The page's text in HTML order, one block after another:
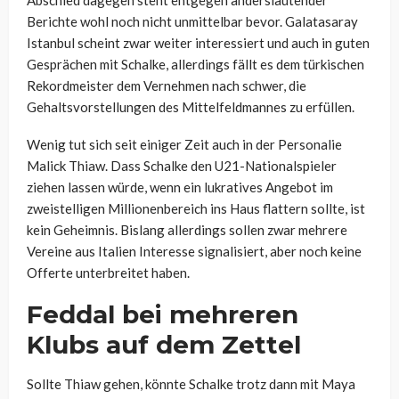
Berichte wohl noch nicht unmittelbar bevor. Galatasaray
Istanbul scheint zwar weiter interessiert und auch in guten
Gesprächen mit Schalke, allerdings fällt es dem türkischen
Rekordmeister dem Vernehmen nach schwer, die
Gehaltsvorstellungen des Mittelfeldmannes zu erfüllen.
Wenig tut sich seit einiger Zeit auch in der Personalie
Malick Thiaw. Dass Schalke den U21-Nationalspieler
ziehen lassen würde, wenn ein lukratives Angebot im
zweistelligen Millionenbereich ins Haus flattern sollte, ist
kein Geheimnis. Bislang allerdings sollen zwar mehrere
Vereine aus Italien Interesse signalisiert, aber noch keine
Offerte unterbreitet haben.
Feddal bei mehreren
Klubs auf dem Zettel
Sollte Thiaw gehen, könnte Schalke trotz dann mit Maya